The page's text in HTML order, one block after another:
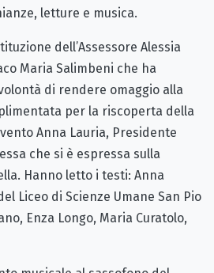
letture e musica.
dell’Assessore Alessia
Maria Salimbeni che ha
di rendere omaggio alla
per la riscoperta della
Anna Lauria, Presidente
che si è espressa sulla
Hanno letto i testi: Anna
Liceo di Scienze Umane San Pio
Enza Longo, Maria Curatolo,